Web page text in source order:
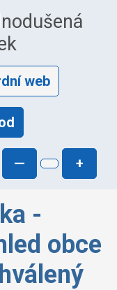
web
— +
-
obce